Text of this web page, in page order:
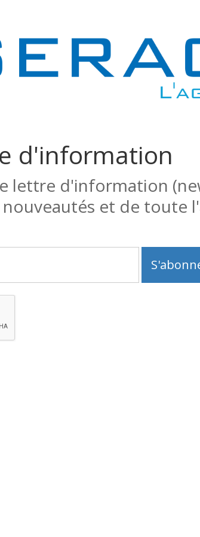
d'information
lettre d'information
et de toute